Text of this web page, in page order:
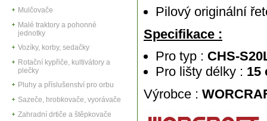
Mulčovače
Malé traktory a pohonné
jednotky
Vozíky, korby, sedačky
Rotační kypřiče, kultivátory a
plečky
Pluhy a příslušenství pro orbu
Sazeče, hrobkovače, vyorávače
Zahradní drtiče a štěpkovače
Pilový originální
Specifikace :
Pro typ : CHS-
Pro lišty délky : 15
Výrobce :